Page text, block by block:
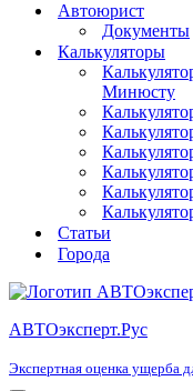
Автоюрист
Документы
Калькуляторы
Минюсту
Статьи
Города
АВТОэксперт.Рус
Экспертная оценка ущерба